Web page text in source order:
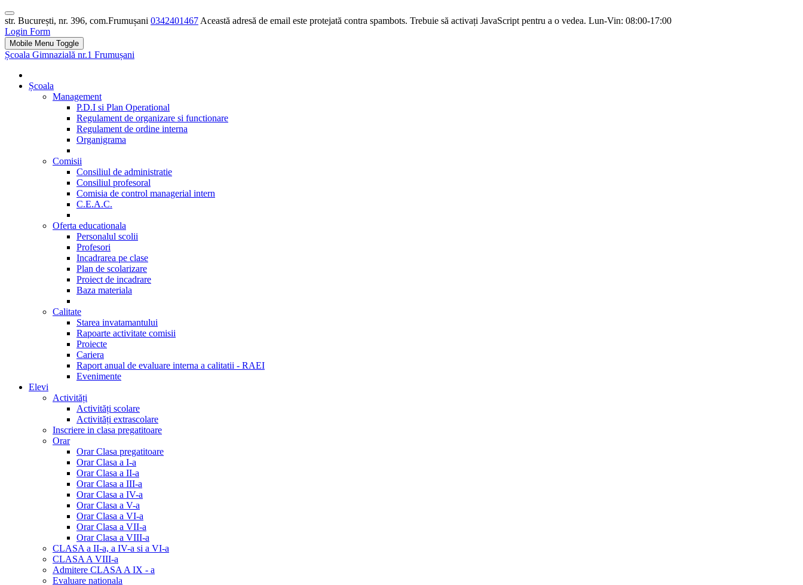
str. București, nr. 396, com.Frumușani 0342401467 Această adresă de email este protejată contra spambots. Trebuie să activați JavaScript pentru a o vedea. Lun-Vin: 08:00-17:00
Login Form
Mobile Menu Toggle
Școala Gimnazială nr.1 Frumușani
Școala
Management
P.D.I si Plan Operational
Regulament de organizare si functionare
Regulament de ordine interna
Organigrama
Comisii
Consiliul de administratie
Consiliul profesoral
Comisia de control managerial intern
C.E.A.C.
Oferta educationala
Personalul scolii
Profesori
Incadrarea pe clase
Plan de scolarizare
Proiect de incadrare
Baza materiala
Calitate
Starea invatamantului
Rapoarte activitate comisii
Proiecte
Cariera
Raport anual de evaluare interna a calitatii - RAEI
Evenimente
Elevi
Activități
Activități scolare
Activități extrascolare
Inscriere in clasa pregatitoare
Orar
Orar Clasa pregatitoare
Orar Clasa a I-a
Orar Clasa a II-a
Orar Clasa a III-a
Orar Clasa a IV-a
Orar Clasa a V-a
Orar Clasa a VI-a
Orar Clasa a VII-a
Orar Clasa a VIII-a
CLASA a II-a, a IV-a si a VI-a
CLASA A VIII-a
Admitere CLASA A IX - a
Evaluare nationala